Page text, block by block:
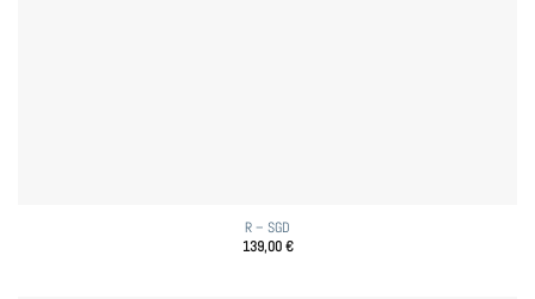
R – SGD
139,00€